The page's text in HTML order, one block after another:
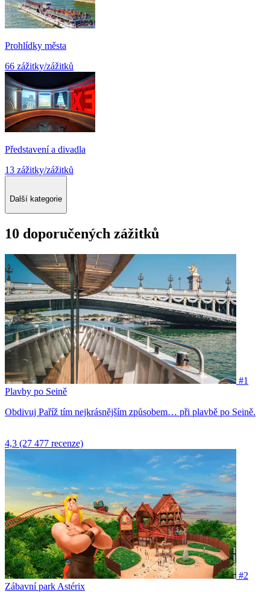
Prohlídky města
66 zážitky/zážitků
Představení a divadla
13 zážitky/zážitků
Další kategorie
10 doporučených zážitků
#1
Plavby po Seině
Obdivuj Paříž tím nejkrásnějším způsobem… při plavbě po Seině.
4,3 (27 477 recenze)
#2
Zábavní park Astérix